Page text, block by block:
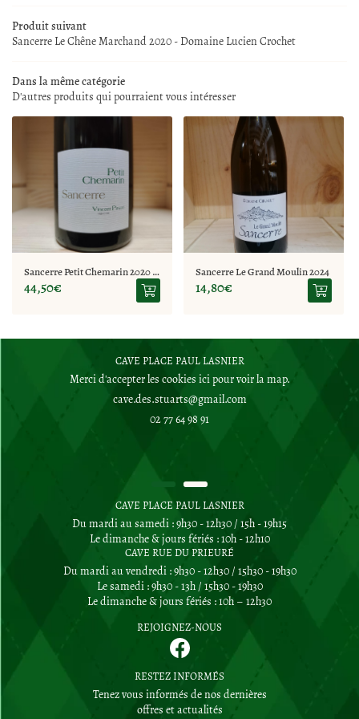
LA BOUTIQUE
CAVE À VINS
SPIRITUEUX
ET ÉVÉNEMENTS
CONTACT
02 77 64 98 91
RESTEZ
Inscription
Produit suivant
Sancerre Le Chêne Marchand 2020 - Domaine Lucien Crochet
Dans la même catégorie
D'autres produits qui pourraient vous intéresser
Sancerre Petit Chemarin 2020 - Domaine Pinard
44,50€
Sancerre Le Grand Moulin 2024
14,80€
CAVE PLACE PAUL LASNIER
Merci d'accepter les cookies icipour voir la map.
02 77 64 98 91
CAVE PLACE PAUL LASNIER
Du mardi au samedi : 9h30 - 12h30 / 15h - 19h15
Le dimanche & jours fériés : 10h - 12h10
CAVE RUE DU PRIEURÉ
Du mardi au vendredi : 9h30 - 12h30 / 15h30 - 19h30
Le samedi : 9h30 - 13h / 15h30 - 19h30
Le dimanche & jours fériés : 10h – 12h30
REJOIGNEZ-NOUS
RESTEZ INFORMÉS
Tenez vous informés de nos dernières
offres et actualités